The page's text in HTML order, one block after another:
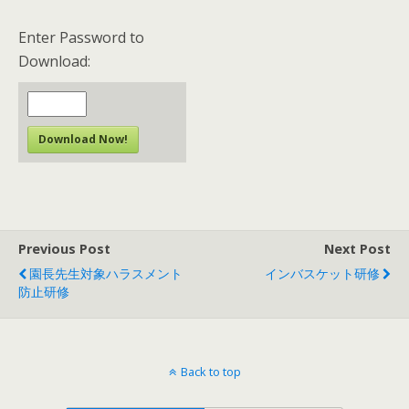
Enter Password to
Download:
Download Now!
Previous Post
園長先生対象ハラスメント
防止研修
Next Post
インバスケット研修
Back to top